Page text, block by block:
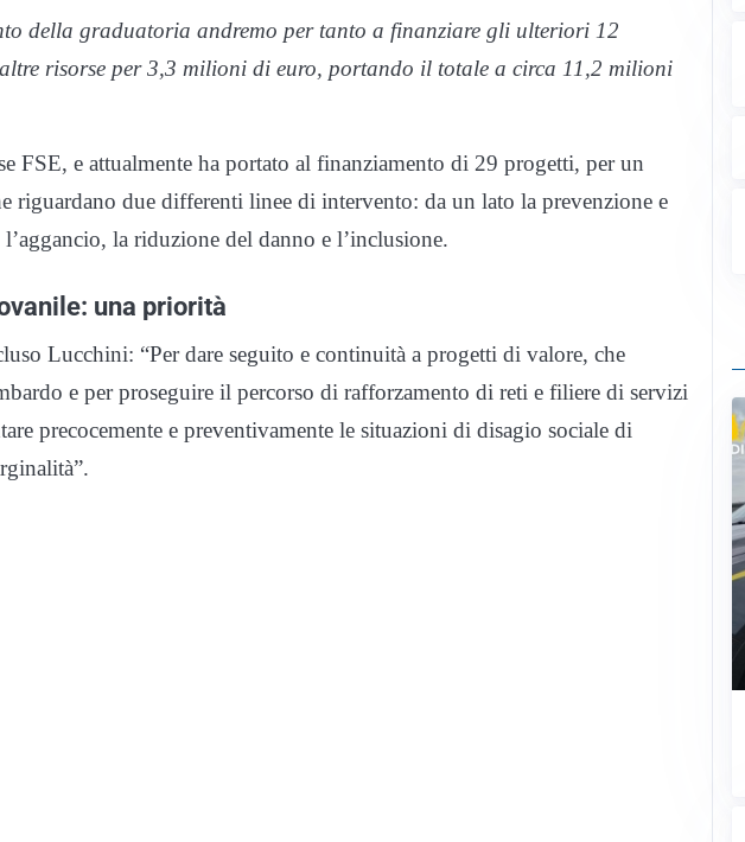
della graduatoria andremo per tanto a finanziare gli ulteriori 12
risorse per 3,3 milioni di euro, portando il totale a circa 11,2 milioni
FSE, e attualmente ha portato al finanziamento di 29 progetti, per un
riguardano due differenti linee di intervento: da un lato la prevenzione e
la riduzione del danno e l’inclusione.
una priorità
Lucchini: “Per dare seguito e continuità a progetti di valore, che
e per proseguire il percorso di rafforzamento di reti e filiere di servizi
precocemente e preventivamente le situazioni di disagio sociale di